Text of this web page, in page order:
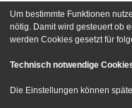
Foren-Übersicht Kontakt
Powered byphpBB® Forum
Um bestimmte Funktionen
nötig. Damit wird gesteuert ob
werden Cookies gesetzt für
Technisch notwendige
Die Einstellungen können